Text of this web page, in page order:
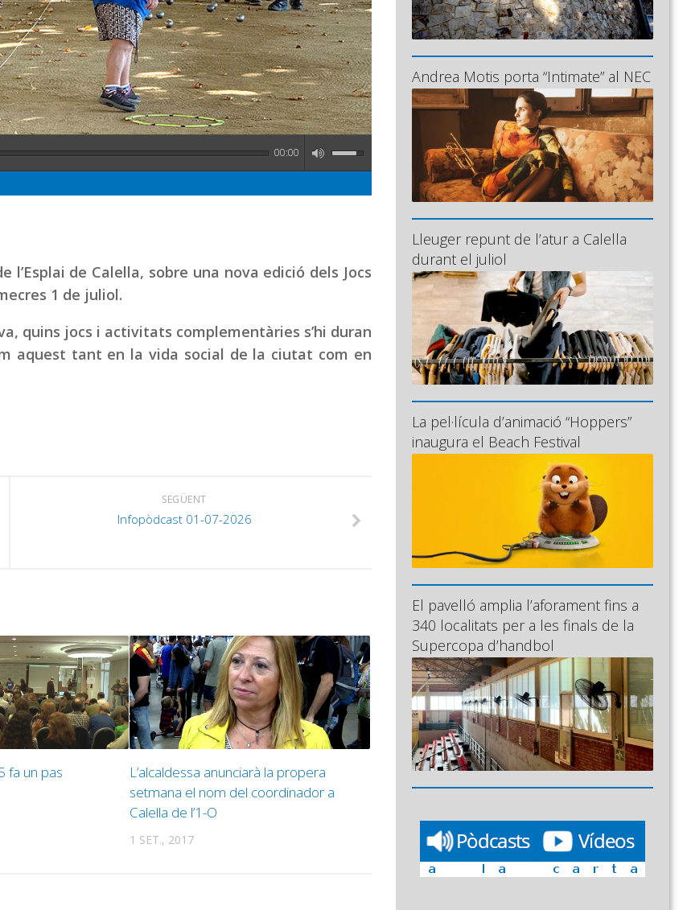
00:00
de Calella, sobre una nova edició dels Jocs
1 de juliol.
quins jocs i activitats complementàries s’hi duran
aquest tant en la vida social de la ciutat com en
SEGÜENT
Infopòdcast 01-07-2026
fa un pas
L’alcaldessa anunciarà la propera
setmana el nom del coordinador a
Calella de l’1-O
1 SET., 2017
Andrea Motis porta “Intimate” al NEC
Lleuger repunt de l’atur a Calella
durant el juliol
La pel·lícula d’animació “Hoppers”
inaugura el Beach Festival
El pavelló amplia l’aforament fins a
340 localitats per a les finals de la
Supercopa d’handbol